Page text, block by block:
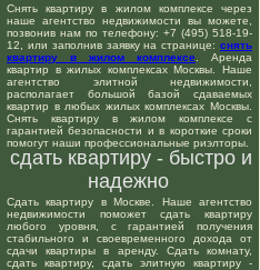
Снять квартиру в жилом комплексе через
наше агентство недвижимости вы можете,
позвонив нам по телефону: +7 (495) 518-19-
12, или заполнив заявку на странице: снять
квартиру в жилом комплексе . Аренда
квартир в жилых комплексах Москвы. Наше
агентство элитной недвижимости,
располагает большой базой сдаваемых
квартир в любых жилых комплексах Москвы.
Снять квартиру в жилом комплексе с
гарантией безопасности и в короткие сроки
помогут наши профессиональные риэлторы.
сдать квартиру - быстро и
надежно
Сдать квартиру в Москве. Наше агентство
недвижимости поможет сдать квартиру
любого уровня, с гарантией получения
стабильного и своевременного дохода от
сдачи квартиры в аренду. Сдать комнату,
сдать квартиру, сдать элитную квартиру -